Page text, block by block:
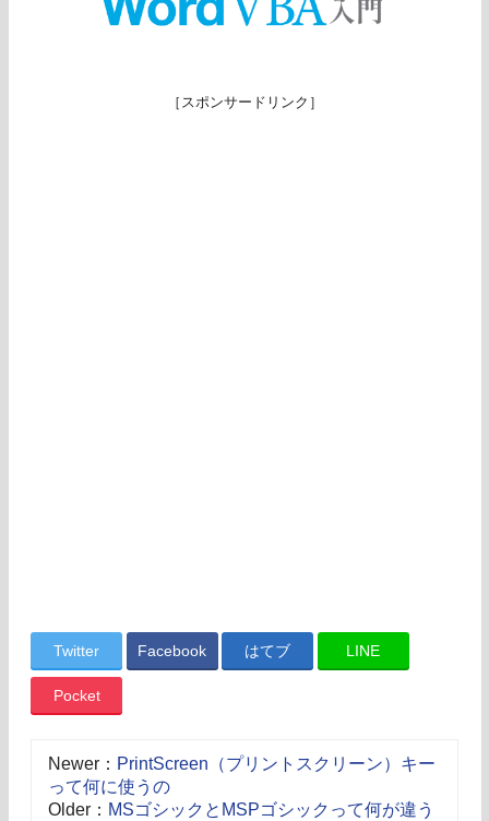
［スポンサードリンク］
Twitter Facebook はてブ LINE
Pocket
Newer： PrintScreen（プリントスクリーン）キー
って何に使うの
Older： MSゴシックとMSPゴシックって何が違う